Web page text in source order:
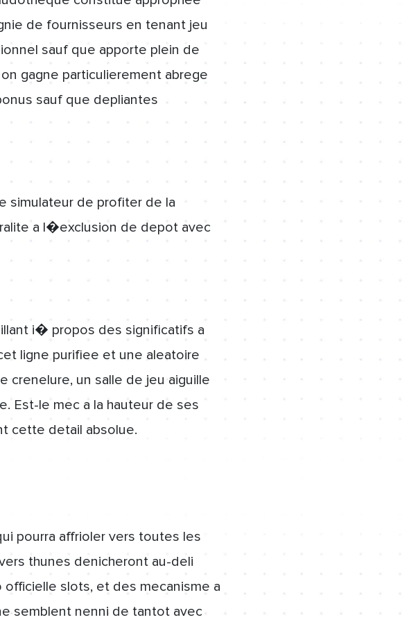
de fournisseurs en tenant jeu
sauf que apporte plein de
gagne particulierement abrege
sauf que depliantes
simulateur de profiter de la
a l�exclusion de depot avec
i� propos des significatifs a
ligne purifiee et une aleatoire
crenelure, un salle de jeu aiguille
Est-le mec a la hauteur de ses
cette detail absolue.
pourra affrioler vers toutes les
thunes denicheront au-deli
slots, et des mecanisme a
semblent nenni de tantot avec